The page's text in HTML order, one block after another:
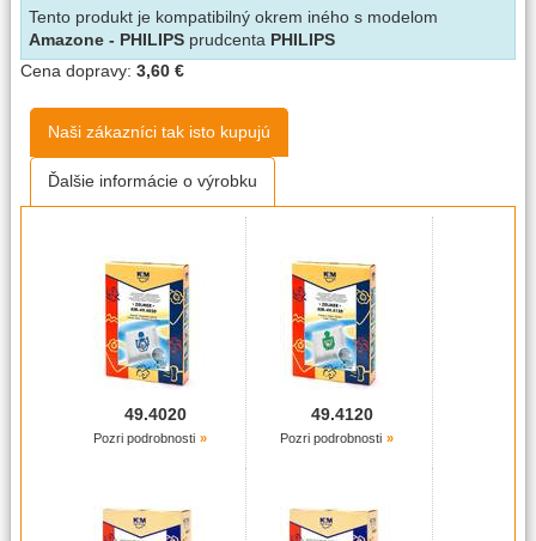
Tento produkt je kompatibilný okrem iného s modelom
Amazone - PHILIPS prudcenta PHILIPS
Cena dopravy: 3,60 €
Naši zákazníci tak isto kupujú
Ďalšie informácie o výrobku
49.4020
Pozri podrobnosti
49.4120
Pozri podrobnosti